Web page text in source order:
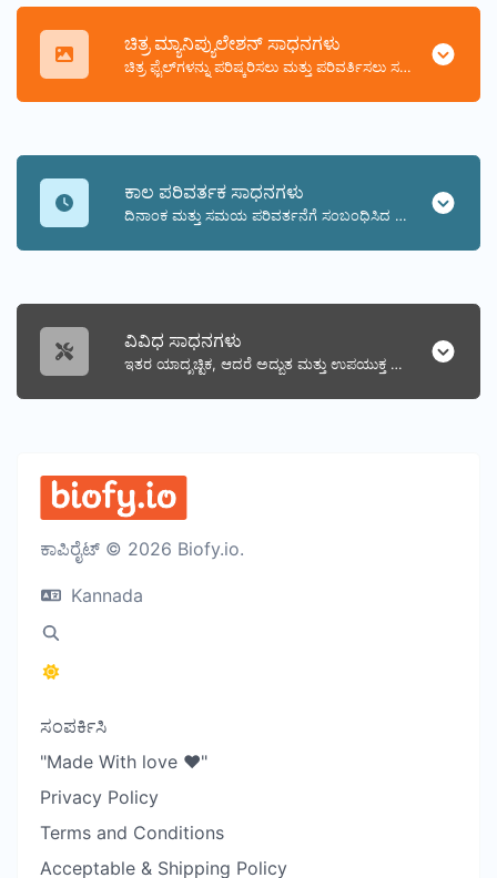
ಚಿತ್ರ ಮ್ಯಾನಿಪ್ಯುಲೇಶನ್ ಸಾಧನಗಳು
ಚಿತ್ರ ಫೈಲ್‌ಗಳನ್ನು ಪರಿಷ್ಕರಿಸಲು ಮತ್ತು ಪರಿವರ್ತಿಸಲು ಸಹಾಯ ಮಾಡುವ ಸಾಧನಗಳ ಸಂಗ್ರಹ.
ಕಾಲ ಪರಿವರ್ತಕ ಸಾಧನಗಳು
ದಿನಾಂಕ ಮತ್ತು ಸಮಯ ಪರಿವರ್ತನೆಗೆ ಸಂಬಂಧಿಸಿದ ಸಾಧನಗಳ ಸಂಗ್ರಹ.
ವಿವಿಧ ಸಾಧನಗಳು
ಇತರ ಯಾದೃಚ್ಛಿಕ, ಆದರೆ ಅದ್ಭುತ ಮತ್ತು ಉಪಯುಕ್ತ ಸಾಧನಗಳ ಸಂಗ್ರಹ.
ಕಾಪಿರೈಟ್ © 2026 Biofy.io.
Kannada
ಸಂಪರ್ಕಿಸಿ
"Made With love ❤️"
Privacy Policy
Terms and Conditions
Acceptable & Shipping Policy